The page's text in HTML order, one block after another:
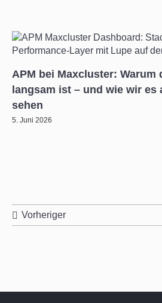
APM bei Maxcluster: Warum
langsam ist – und wie wir
sehen
5. Juni 2026
Vorheriger